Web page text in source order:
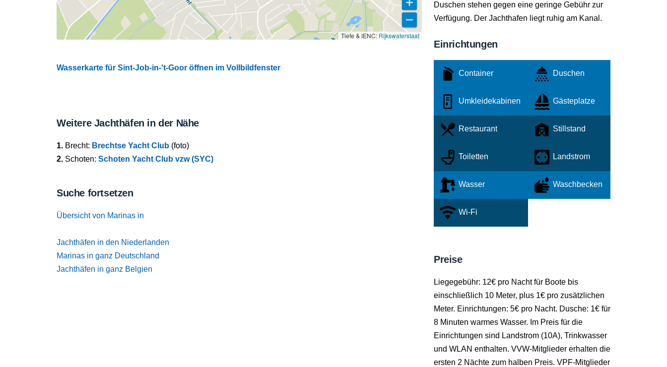
Tiefe & IENC: Rijkswaterstaat
Wasserkarte für Sint-Job-in-'t-Goor öffnen im Vollbildfenster
Weitere Jachthäfen in der Nähe
1. Brecht: Brechtse Yacht Club (foto)
2. Schoten: Schoten Yacht Club vzw (SYC)
Suche fortsetzen
Übersicht von Marinas in
Jachthäfen in den Niederlanden
Marinas in ganz Deutschland
Jachthäfen in ganz Belgien
Duschen stehen gegen eine geringe Gebühr zur
Verfügung. Der Jachthafen liegt ruhig am Kanal.
Einrichtungen
Container Duschen
Umkleidekabinen Gästeplatze
Restaurant Stillstand
Toiletten Landstrom
Wasser Waschbecken
Wi-Fi
Preise
Liegegebühr: 12€ pro Nacht für Boote bis
einschließlich 10 Meter, plus 1€ pro zusätzlichen
Meter. Einrichtungen: 5€ pro Nacht. Dusche: 1€ für
8 Minuten warmes Wasser. Im Preis für die
Einrichtungen sind Landstrom (10A), Trinkwasser
und WLAN enthalten. VVW-Mitglieder erhalten die
ersten 2 Nächte zum halben Preis. VPF-Mitglieder